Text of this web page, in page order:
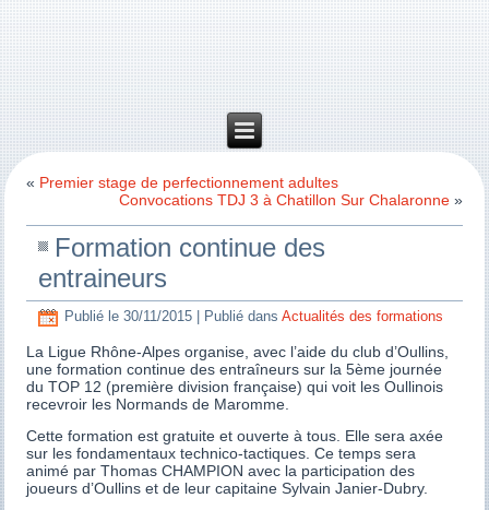
« Premier stage de perfectionnement adultes
Convocations TDJ 3 à Chatillon Sur Chalaronne»
Formation continue des
entraineurs
Publié le 30/11/2015 Publié dans Actualités des formations
La Ligue Rhône-Alpes organise, avec l’aide du club d’Oullins,
une formation continue des entraîneurs sur la 5ème journée
du TOP 12 (première division française) qui voit les Oullinois
recevroir les Normands de Maromme.
Cette formation est gratuite et ouverte à tous. Elle sera axée
sur les fondamentaux technico-tactiques. Ce temps sera
animé par Thomas CHAMPION avec la participation des
joueurs d’Oullins et de leur capitaine Sylvain Janier-Dubry.